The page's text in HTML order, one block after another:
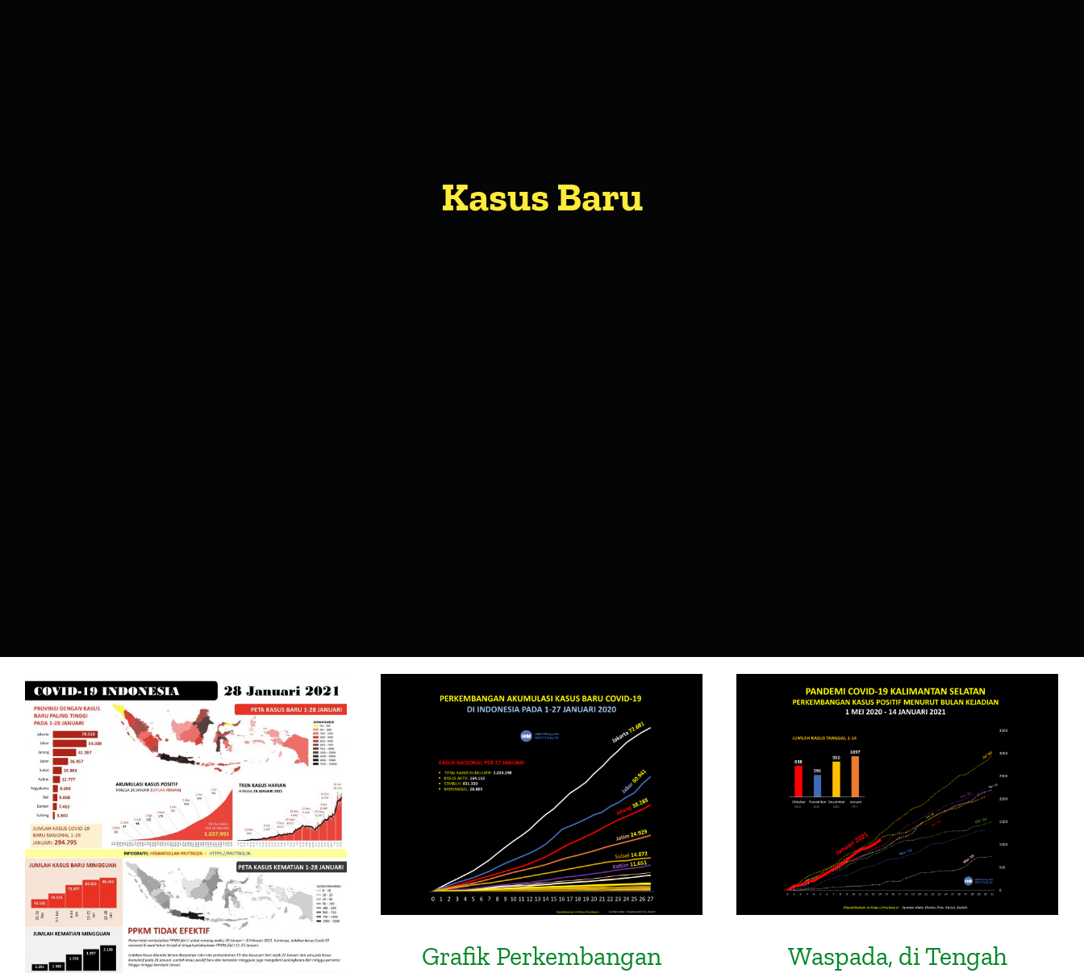
Kasus Baru
Infografis 4 Minggu Januari: PPKM
Tidak Efektif Tekan Ledakan Kasus
Grafik Perkembangan Kasus Baru
Positif Covid-19 Menurut Provinsi
Pada Bulan Januari
Grafik Perkembangan
Waspada, di Tengah Musibah
Banjir Covid-19 Kalsel Tembus
1000 Kasus Baru
Waspada, di Tengah